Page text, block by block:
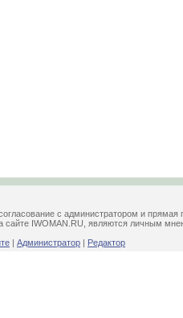
с администратором и прямая
IWOMAN.RU, являются личным
| Администратор | Редактор